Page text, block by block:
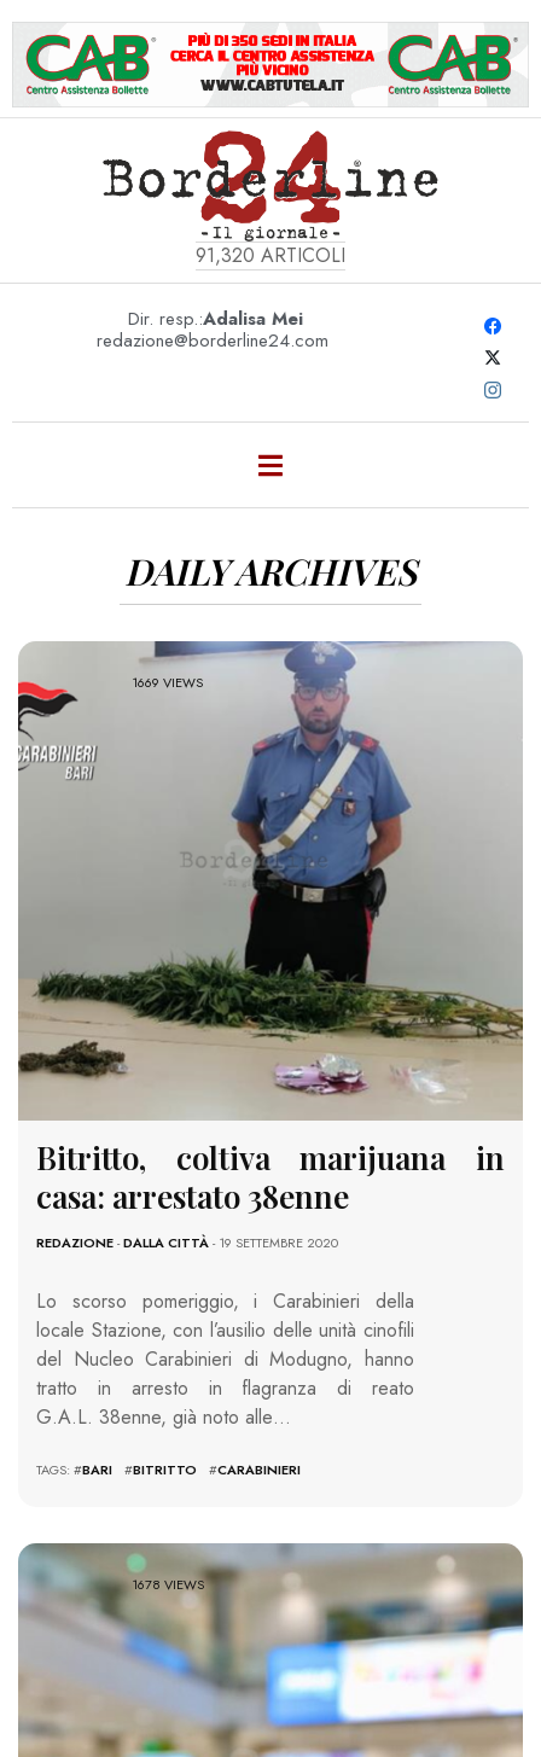
91,320 ARTICOLI
Dir. resp.:Adalisa Mei
redazione@borderline24.com
DAILY ARCHIVES
1669 VIEWS
Bitritto, coltiva marijuana in
casa: arrestato 38enne
REDAZIONE-DALLA CITTÀ- 19 SETTEMBRE 2020
Lo scorso pomeriggio, i Carabinieri della
locale Stazione, con l’ausilio delle unità cinofili
del Nucleo Carabinieri di Modugno, hanno
tratto in arresto in flagranza di reato
G.A.L. 38enne, già noto alle…
TAGS: #BARI #BITRITTO #CARABINIERI
1678 VIEWS